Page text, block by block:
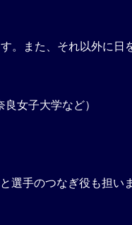
また、それ以外に日
女子大学など）
選手のつなぎ役も担い